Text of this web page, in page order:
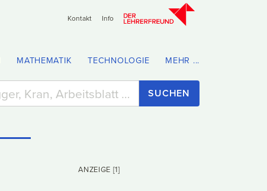
Kontakt Info
MATHEMATIK TECHNOLOGIE MEHR ...
SUCHEN
ANZEIGE [1]